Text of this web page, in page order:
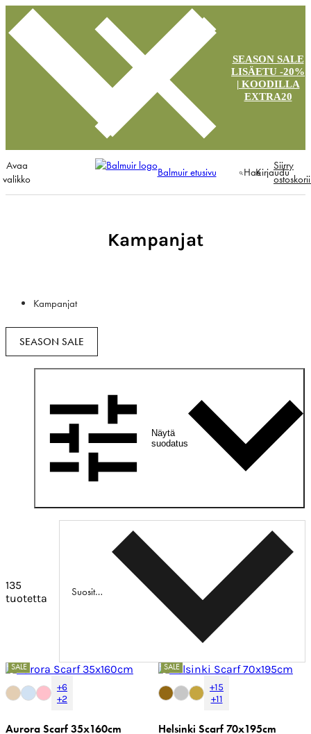
SEASON SALE
LISÄETU -20%
| KOODILLA
EXTRA20
Avaa
valikko
Balmuir etusivu HaeKirjaudu
Siirry
Kampanjat
Kampanjat
SEASON SALE
Näytä
suodatus
135
tuotetta
Suositeltu
SALE
+6
+2
Aurora Scarf 35x160cm
SALE
+15
+11
Helsinki Scarf 70x195cm